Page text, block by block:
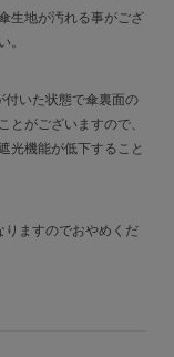
生地が汚れる事がござ
。
付いた状態で傘裏面の
とがございますので、
光機能が低下すること
りますのでおやめくだ